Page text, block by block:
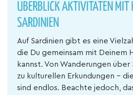
ÜBERBLICK AKTIVITÄTEN MIT
SARDINIEN
Auf Sardinien gibt es eine
die Du gemeinsam mit Deinem
kannst. Von Wanderungen
zu kulturellen Erkundungen –
sind endlos. Beachte jedoch,